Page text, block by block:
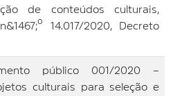
de conteúdos culturais,
14.017/2020, Decreto
público 001/2020 –
culturais para seleção e